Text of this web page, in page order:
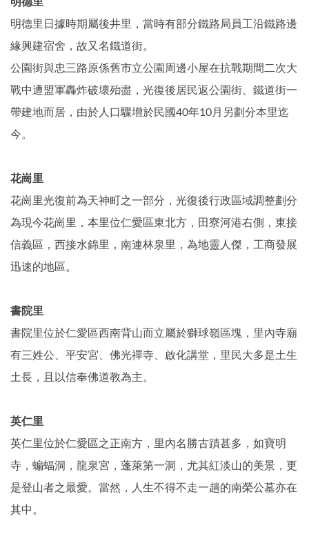
明德里日據時期屬後井里，當時有部分鐵路局員工沿鐵路邊
緣興建宿舍，故又名鐵道街。
公園街與忠三路原係舊市立公園周邊小屋在抗戰期間二次大
戰中遭盟軍轟炸破壞殆盡，光復後居民返公園街、鐵道街一
帶建地而居，由於人口驟增於民國40年10月另劃分本里迄
今。
花崗里
花崗里光復前為天神町之一部分，光復後行政區域調整劃分
為現今花崗里，本里位仁愛區東北方，田寮河港右側，東接
信義區，西接水錦里，南連林泉里，為地靈人傑，工商發展
迅速的地區。
書院里
書院里位於仁愛區西南背山而立屬於獅球嶺區塊，里內寺廟
有三姓公、平安宮、佛光禪寺、啟化講堂，里民大多是土生
土長，且以信奉佛道教為主。
英仁里
英仁里位於仁愛區之正南方，里內名勝古蹟甚多，如寶明
寺，蝙蝠洞，龍泉宮，蓬萊第一洞，尤其紅淡山的美景，更
是登山者之最愛。當然，人生不得不走一趟的南榮公墓亦在
其中。